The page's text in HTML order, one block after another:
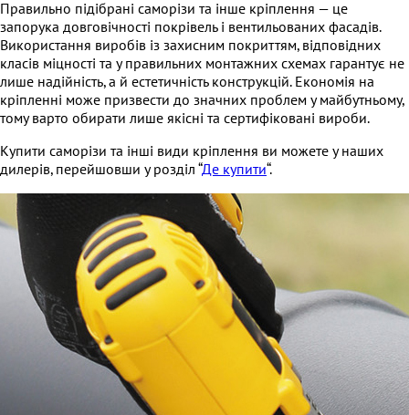
Правильно підібрані саморізи та інше кріплення — це
запорука довговічності покрівель і вентильованих фасадів.
Використання виробів із захисним покриттям, відповідних
класів міцності та у правильних монтажних схемах гарантує не
лише надійність, а й естетичність конструкцій. Економія на
кріпленні може призвести до значних проблем у майбутньому,
тому варто обирати лише якісні та сертифіковані вироби.
Купити саморізи та інші види кріплення ви можете у наших
дилерів, перейшовши у розділ “Де купити“.